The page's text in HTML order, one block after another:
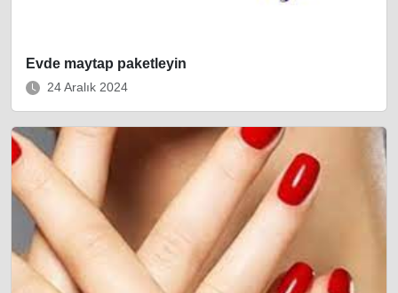
Evde maytap paketleyin
24 Aralık 2024